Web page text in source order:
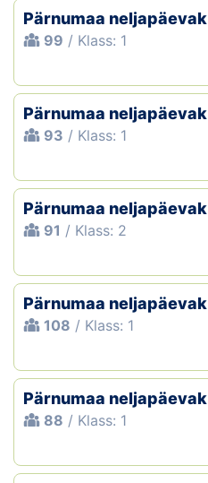
Pärnumaa neljapäevak
99 / Klass: 1
Pärnumaa neljapäevak
93 / Klass: 1
Pärnumaa neljapäevak
91 / Klass: 2
Pärnumaa neljapäevak
108 / Klass: 1
Pärnumaa neljapäevak
88 / Klass: 1